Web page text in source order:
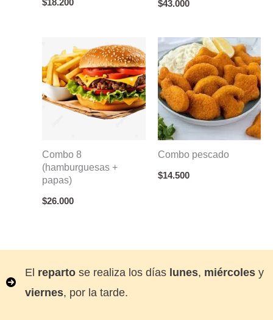
$18.200 $43.000
Combo 8
(hamburguesas +
papas)
$26.000
Combo pescado
$14.500
El reparto se realiza los días lunes, miércoles y
viernes, por la tarde.